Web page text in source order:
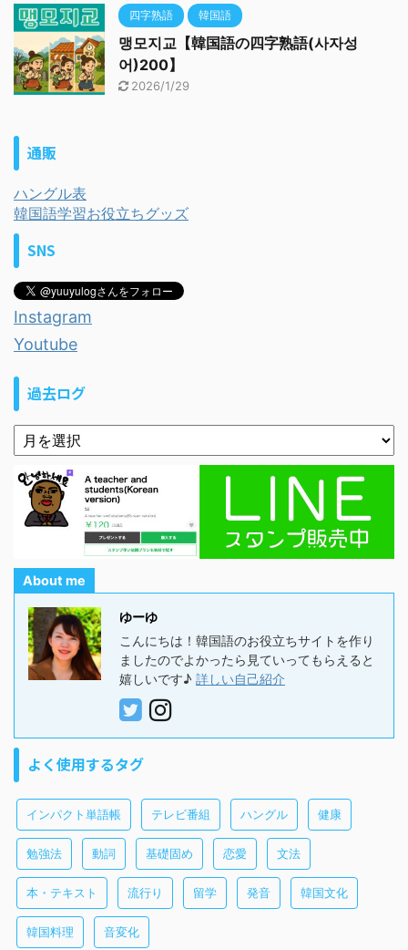
四字熟語 韓国語
맹모지교【韓国語の四字熟語(사자성
어)200】
2026/1/29
通販
ハングル表
韓国語学習お役立ちグッズ
SNS
Instagram
Youtube
過去ログ
About me
ゆーゆ
こんにちは！韓国語のお役立ちサイトを作り
ましたのでよかったら見ていってもらえると
嬉しいです♪ 詳しい自己紹介
よく使用するタグ
インパクト単語帳 テレビ番組 ハングル 健康
勉強法 動詞 基礎固め 恋愛 文法
本・テキスト 流行り 留学 発音 韓国文化
韓国料理 音変化